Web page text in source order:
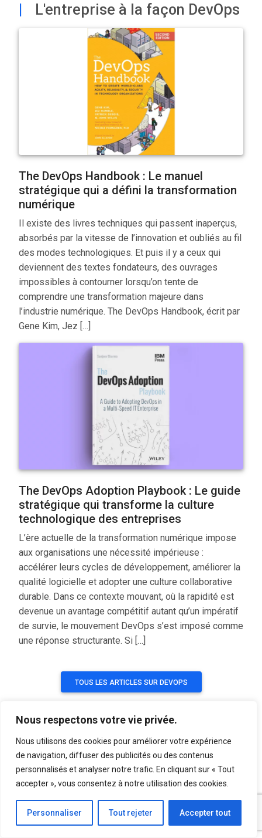
Nous respectons votre vie privée.
Nous utilisons des cookies pour améliorer votre expérience
de navigation, diffuser des publicités ou des contenus
personnalisés et analyser notre trafic. En cliquant sur « Tout
accepter », vous consentez à notre utilisation des cookies.
Personnaliser Tout rejeter Accepter tout
L'entreprise à la façon DevOps
The DevOps Handbook : Le manuel
stratégique qui a défini la transformation
numérique
Il existe des livres techniques qui passent inaperçus,
absorbés par la vitesse de l’innovation et oubliés au fil
des modes technologiques. Et puis il y a ceux qui
deviennent des textes fondateurs, des ouvrages
impossibles à contourner lorsqu’on tente de
comprendre une transformation majeure dans
l’industrie numérique. The DevOps Handbook, écrit par
Gene Kim, Jez […]
The DevOps Adoption Playbook : Le guide
stratégique qui transforme la culture
technologique des entreprises
L’ère actuelle de la transformation numérique impose
aux organisations une nécessité impérieuse :
accélérer leurs cycles de développement, améliorer la
qualité logicielle et adopter une culture collaborative
durable. Dans ce contexte mouvant, où la rapidité est
devenue un avantage compétitif autant qu’un impératif
de survie, le mouvement DevOps s’est imposé comme
une réponse structurante. Si […]
TOUS LES ARTICLES SUR DEVOPS
| Jeux vidéos préférés